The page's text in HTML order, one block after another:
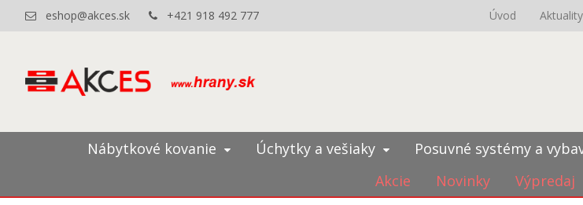
eshop@akces.sk +421 918 492 777 Úvod Aktuality
Nábytkové kovanie Úchytky a vešiaky Posuvné systémy a
Akcie
Novinky Výpredaj